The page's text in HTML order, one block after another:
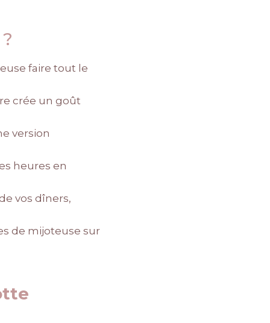
faire tout le
crée un goût
version
heures en
vos dîners,
de mijoteuse sur